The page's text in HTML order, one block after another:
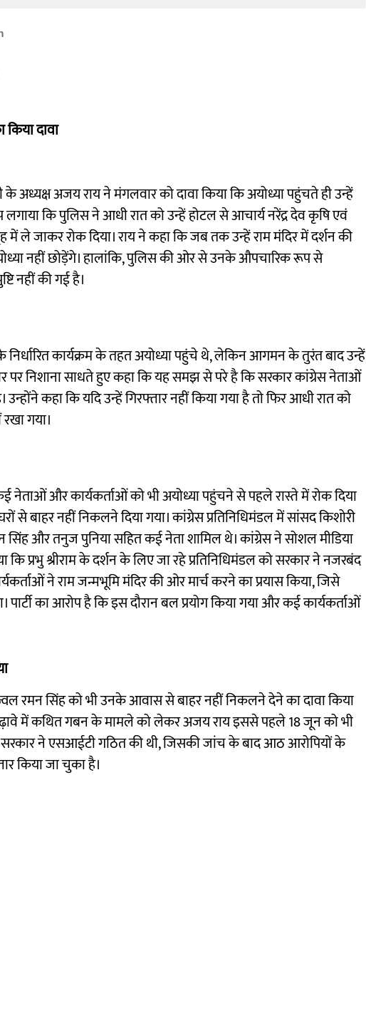
दावा
के अध्यक्ष अजय राय ने मंगलवार को दावा किया कि अयोध्या पहुंचते ही उन्हें
लगाया कि पुलिस ने आधी रात को उन्हें होटल से आचार्य नरेंद्र देव कृषि एवं
में ले जाकर रोक दिया। राय ने कहा कि जब तक उन्हें राम मंदिर में दर्शन की
नहीं छोड़ेंगे। हालांकि, पुलिस की ओर से उनके औपचारिक रूप से
नहीं की गई है।
कार्यक्रम के तहत अयोध्या पहुंचे थे, लेकिन आगमन के तुरंत बाद उन्हें
पर निशाना साधते हुए कहा कि यह समझ से परे है कि सरकार कांग्रेस नेताओं
उन्होंने कहा कि यदि उन्हें गिरफ्तार नहीं किया गया है तो फिर आधी रात को
गया।
नेताओं और कार्यकर्ताओं को भी अयोध्या पहुंचने से पहले रास्ते में रोक दिया
से बाहर नहीं निकलने दिया गया। कांग्रेस प्रतिनिधिमंडल में सांसद किशोरी
सिंह और तनुज पुनिया सहित कई नेता शामिल थे। कांग्रेस ने सोशल मीडिया
प्रभु श्रीराम के दर्शन के लिए जा रहे प्रतिनिधिमंडल को सरकार ने नजरबंद
ने राम जन्मभूमि मंदिर की ओर मार्च करने का प्रयास किया, जिसे
पार्टी का आरोप है कि इस दौरान बल प्रयोग किया गया और कई कार्यकर्ताओं
रमन सिंह को भी उनके आवास से बाहर नहीं निकलने देने का दावा किया
में कथित गबन के मामले को लेकर अजय राय इससे पहले 18 जून को भी
ने एसआईटी गठित की थी, जिसकी जांच के बाद आठ आरोपियों के
किया जा चुका है।